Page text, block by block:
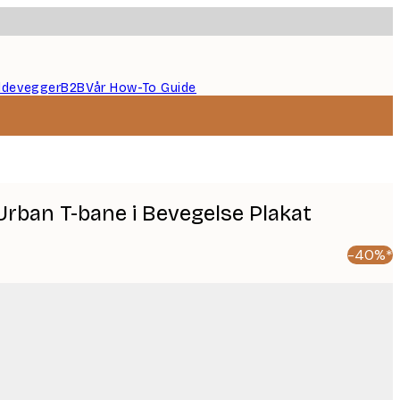
B2BVår How-To Guide
T-bane i Bevegelse Plakat
-40%*